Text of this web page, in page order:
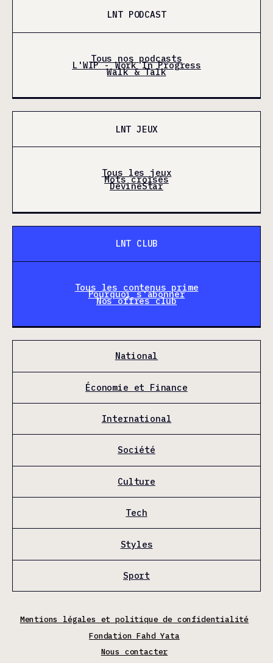
LNT PODCAST
Tous nos podcasts
L'WIP - Work In Progress
Walk & Talk
LNT JEUX
Tous les jeux
Mots croisés
DevineStar
LNT CLUB
Tous les contenus prime
Pourquoi s'abonner
Nos offres club
National
Économie et Finance
International
Société
Culture
Tech
Styles
Sport
Mentions légales et politique de confidentialité
Fondation Fahd Yata
Nous contacter